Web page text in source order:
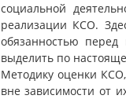
социальной
реализации КСО.
обязанностью
выделить по
Методику оценки
вне зависимости от